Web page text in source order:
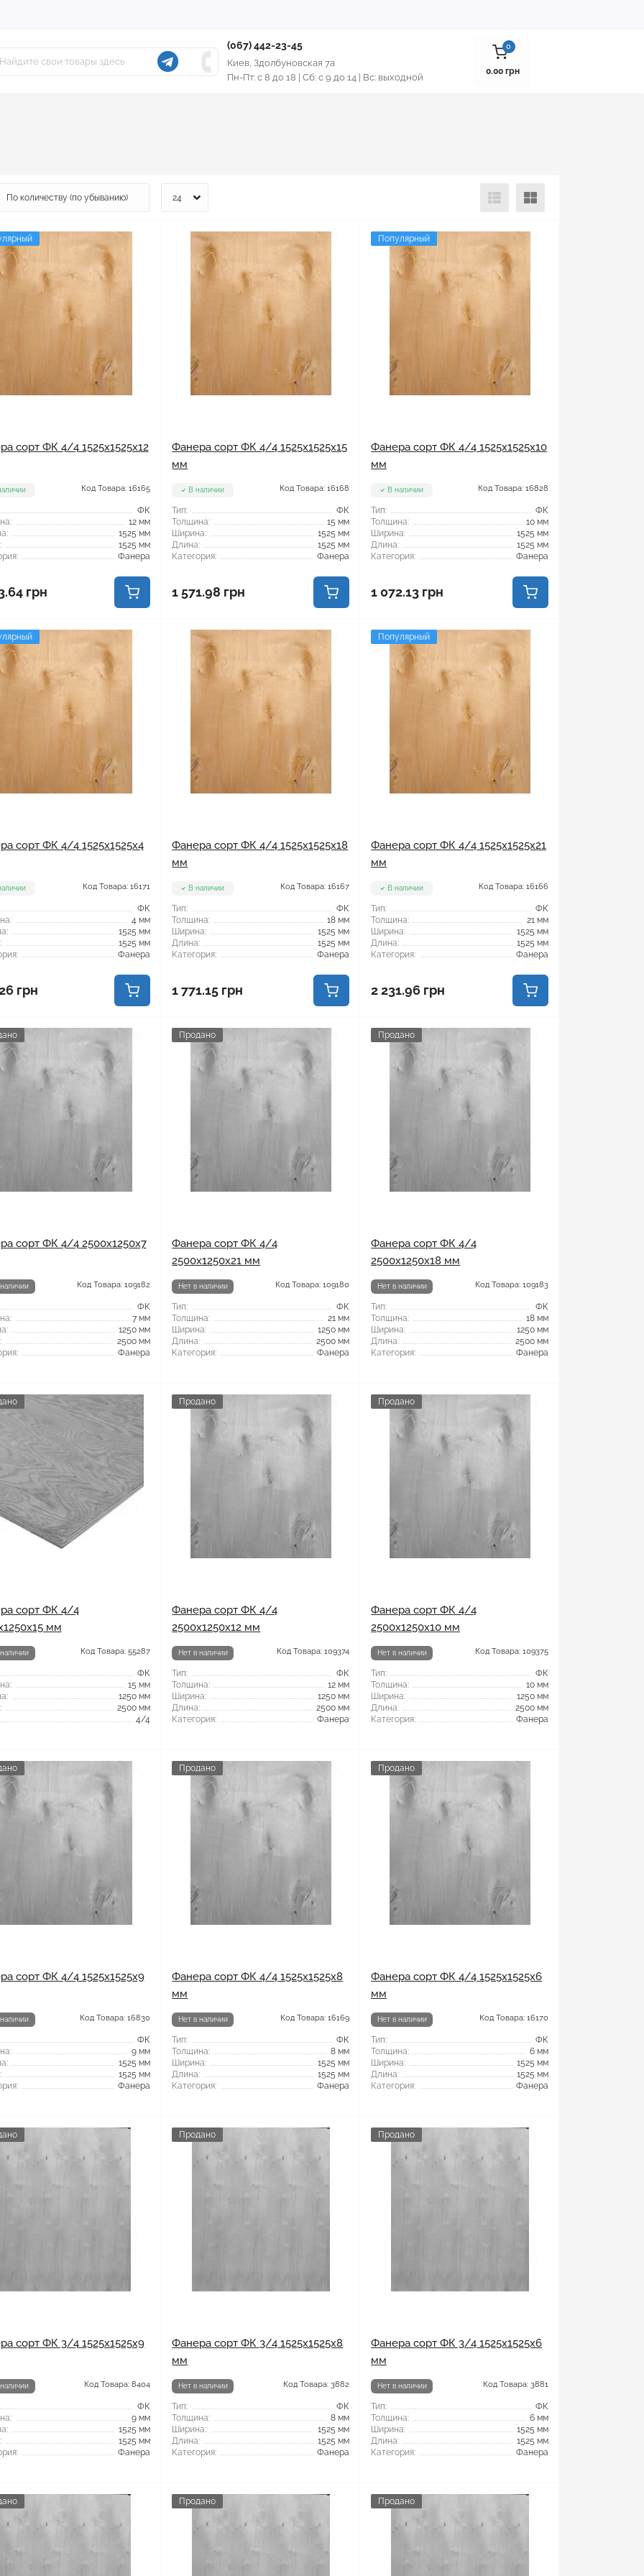
(067) 442-23-45
Киев, Здолбуновская 7а
Пн-Пт: с 8 до 18 | Сб: с 9 до 14 | Вс: выходной
0
0.00 грн
сорт ФК 4/4 1525x1525x12
Код Товара: 16165
ФК
12 мм
1525 мм
1525 мм
Фанера
грн
Фанера сорт ФК 4/4 1525x1525x15
мм
В наличии Код Товара: 16168
Тип:
ФК
Толщина:
15 мм
Ширина:
1525 мм
Длина:
1525 мм
Категория:
Фанера
1 571.98 грн
Популярный
Фанера сорт ФК 4/4 1525x1525x10
мм
В наличии Код Товара: 16828
Тип:
ФК
Толщина:
10 мм
Ширина:
1525 мм
Длина:
1525 мм
Категория:
Фанера
1 072.13 грн
сорт ФК 4/4 1525x1525x4
Код Товара: 16171
ФК
4 мм
1525 мм
1525 мм
Фанера
грн
Фанера сорт ФК 4/4 1525x1525x18
мм
В наличии Код Товара: 16167
Тип:
ФК
Толщина:
18 мм
Ширина:
1525 мм
Длина:
1525 мм
Категория:
Фанера
1 771.15 грн
Популярный
Фанера сорт ФК 4/4 1525x1525x21
мм
В наличии Код Товара: 16166
Тип:
ФК
Толщина:
21 мм
Ширина:
1525 мм
Длина:
1525 мм
Категория:
Фанера
2 231.96 грн
сорт ФК 4/4 2500x1250x7
Код Товара: 109182
ФК
7 мм
1250 мм
2500 мм
Фанера
Продано
Фанера сорт ФК 4/4
2500x1250x21 мм
Нет в наличии Код Товара: 109180
Тип:
ФК
Толщина:
21 мм
Ширина:
1250 мм
Длина:
2500 мм
Категория:
Фанера
Продано
Фанера сорт ФК 4/4
2500x1250x18 мм
Нет в наличии Код Товара: 109183
Тип:
ФК
Толщина:
18 мм
Ширина:
1250 мм
Длина:
2500 мм
Категория:
Фанера
сорт ФК 4/4
мм
Код Товара: 55287
ФК
15 мм
1250 мм
2500 мм
4/4
Продано
Фанера сорт ФК 4/4
2500x1250x12 мм
Нет в наличии Код Товара: 109374
Тип:
ФК
Толщина:
12 мм
Ширина:
1250 мм
Длина:
2500 мм
Категория:
Фанера
Продано
Фанера сорт ФК 4/4
2500x1250x10 мм
Нет в наличии Код Товара: 109375
Тип:
ФК
Толщина:
10 мм
Ширина:
1250 мм
Длина:
2500 мм
Категория:
Фанера
сорт ФК 4/4 1525x1525x9
Код Товара: 16830
ФК
9 мм
1525 мм
1525 мм
Фанера
Продано
Фанера сорт ФК 4/4 1525x1525x8
мм
Нет в наличии Код Товара: 16169
Тип:
ФК
Толщина:
8 мм
Ширина:
1525 мм
Длина:
1525 мм
Категория:
Фанера
Продано
Фанера сорт ФК 4/4 1525x1525x6
мм
Нет в наличии Код Товара: 16170
Тип:
ФК
Толщина:
6 мм
Ширина:
1525 мм
Длина:
1525 мм
Категория:
Фанера
сорт ФК 3/4 1525x1525x9
Код Товара: 8404
ФК
9 мм
1525 мм
1525 мм
Фанера
Продано
Фанера сорт ФК 3/4 1525x1525x8
мм
Нет в наличии Код Товара: 3882
Тип:
ФК
Толщина:
8 мм
Ширина:
1525 мм
Длина:
1525 мм
Категория:
Фанера
Продано
Фанера сорт ФК 3/4 1525x1525x6
мм
Нет в наличии Код Товара: 3881
Тип:
ФК
Толщина:
6 мм
Ширина:
1525 мм
Длина:
1525 мм
Категория:
Фанера
Продано Продано